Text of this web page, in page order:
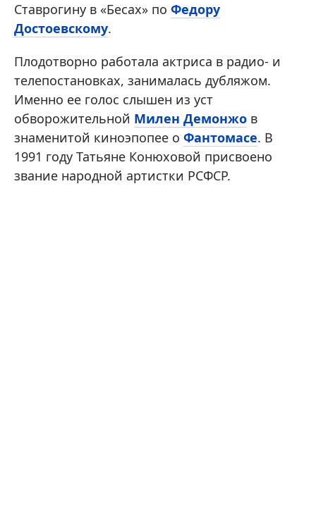
Ставрогину в «Бесах» по Федору
Достоевскому.
Плодотворно работала актриса в радио- и
телепостановках, занималась дубляжом.
Именно ее голос слышен из уст
обворожительной Милен Демонжо в
знаменитой киноэпопее о Фантомасе. В
1991 году Татьяне Конюховой присвоено
звание народной артистки РСФСР.